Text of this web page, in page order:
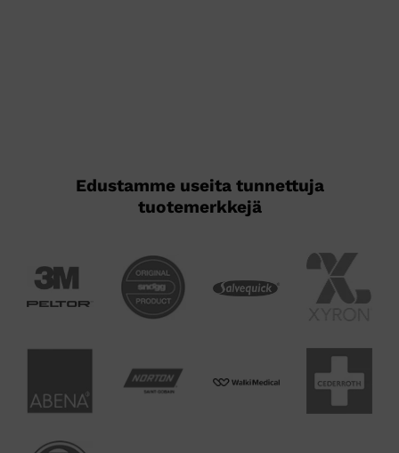
Edustamme useita tunnettuja
tuotemerkkejä